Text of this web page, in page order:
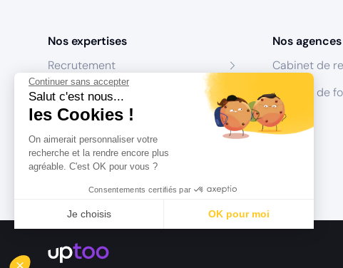
Continuer sans accepter
Salut c'est nous...
les Cookies !
On aimerait personnaliser votre
recherche et la rendre encore plus
agréable. C'est OK pour vous ?
Consentements certifiés par
Je choisis OK pour moi
Notre plateforme vous permet d'adapter et de gérer vos
Nos expertises
Recrutement
Formation
Coaching
Conseil
Nos agences
Cabinet de
Centres de